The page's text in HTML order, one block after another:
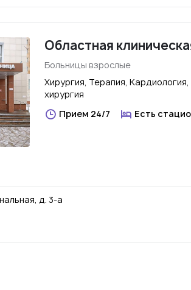
Областная
Больницы взрослые
Хирургия, Терапия,
хирургия
Прием 24/7
Есть
д. 3-а